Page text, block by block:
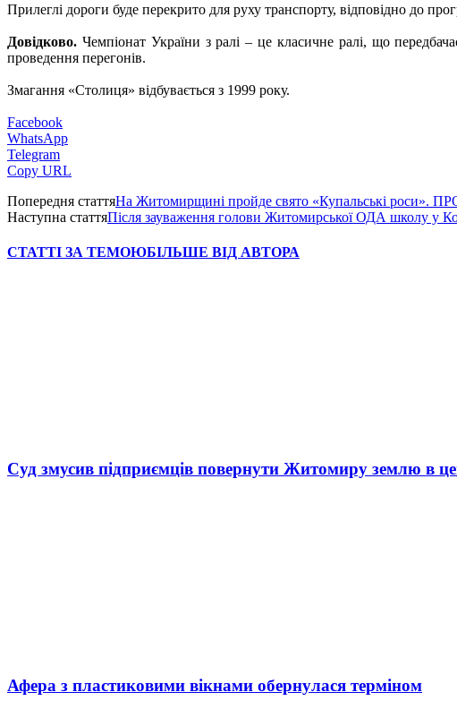
Прилеглі дороги буде перекрито для руху транспорту, відповідно до
Довідково. Чемпіонат України з ралі – це класичне ралі, що
проведення перегонів.
Змагання «Столиця» відбувається з 1999 року.
Facebook
WhatsApp
Telegram
Copy URL
Попередня статтяНа Житомирщині пройде свято «Купальські роси».
Наступна статтяПісля зауваження голови Житомирської ОДА школу у
СТАТТІ ЗА ТЕМОЮБІЛЬШЕ ВІД АВТОРА
Суд змусив підприємців повернути Житомиру землю в
Афера з пластиковими вікнами обернулася терміном